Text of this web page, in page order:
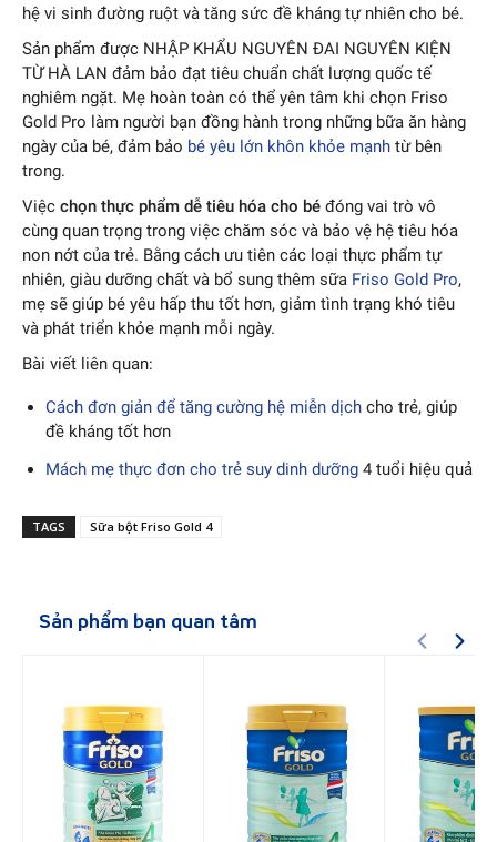
hệ vi sinh đường ruột và tăng sức đề kháng tự nhiên cho bé.
Sản phẩm được NHẬP KHẨU NGUYÊN ĐAI NGUYÊN KIỆN
TỪ HÀ LAN đảm bảo đạt tiêu chuẩn chất lượng quốc tế
nghiêm ngặt. Mẹ hoàn toàn có thể yên tâm khi chọn Friso
Gold Pro làm người bạn đồng hành trong những bữa ăn hàng
ngày của bé, đảm bảo bé yêu lớn khôn khỏe mạnh từ bên
trong.
Việc chọn thực phẩm dễ tiêu hóa cho bé đóng vai trò vô
cùng quan trọng trong việc chăm sóc và bảo vệ hệ tiêu hóa
non nớt của trẻ. Bằng cách ưu tiên các loại thực phẩm tự
nhiên, giàu dưỡng chất và bổ sung thêm sữa Friso Gold Pro,
mẹ sẽ giúp bé yêu hấp thu tốt hơn, giảm tình trạng khó tiêu
và phát triển khỏe mạnh mỗi ngày.
Bài viết liên quan:
Cách đơn giản để tăng cường hệ miễn dịch cho trẻ, giúp
đề kháng tốt hơn
Mách mẹ thực đơn cho trẻ suy dinh dưỡng 4 tuổi hiệu quả
TAGS Sữa bột Friso Gold 4
Sản phẩm bạn quan tâm